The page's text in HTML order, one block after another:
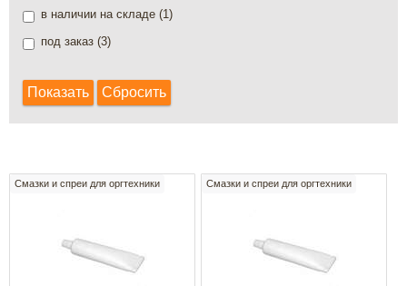
в наличии на складе (1)
под заказ (3)
Смазки и спреи для оргтехники Смазки и спреи для оргтехники